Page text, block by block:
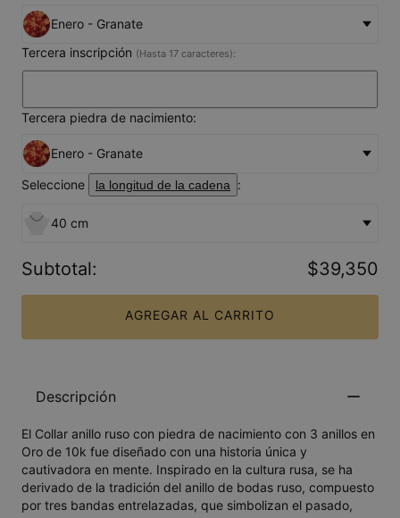
Enero - Granate
Tercera inscripción (Hasta 17 caracteres):
Tercera piedra de nacimiento:
Enero - Granate
Seleccione la longitud de la cadena :
40 cm
Subtotal: $39,350
AGREGAR AL CARRITO
Descripción
El Collar anillo ruso con piedra de nacimiento con 3 anillos en
Oro de 10k fue diseñado con una historia única y
cautivadora en mente. Inspirado en la cultura rusa, se ha
derivado de la tradición del anillo de bodas ruso, compuesto
por tres bandas entrelazadas, que simbolizan el pasado,